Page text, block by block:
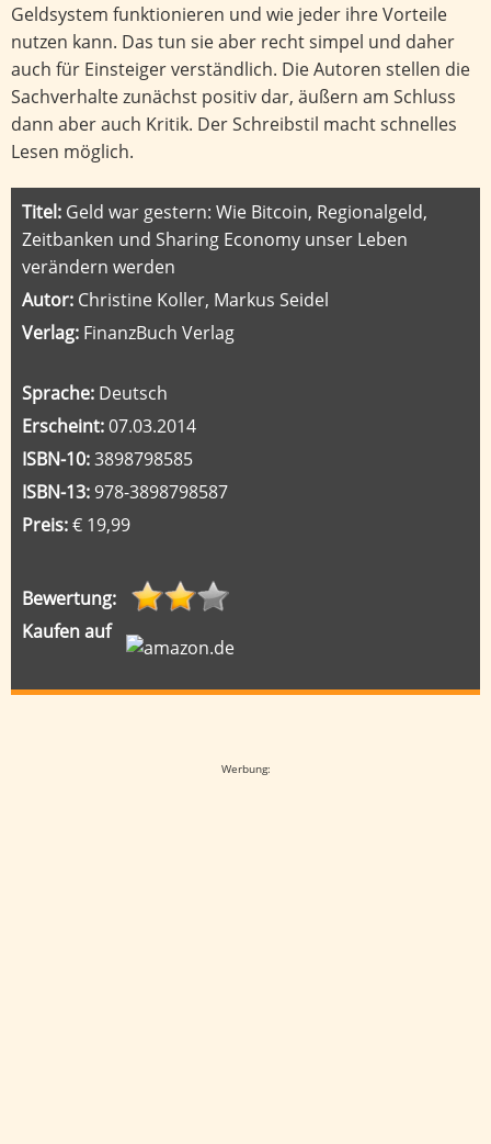
Geldsystem funktionieren und wie jeder ihre Vorteile
nutzen kann. Das tun sie aber recht simpel und daher
auch für Einsteiger verständlich. Die Autoren stellen die
Sachverhalte zunächst positiv dar, äußern am Schluss
dann aber auch Kritik. Der Schreibstil macht schnelles
Lesen möglich.
Titel: Geld war gestern: Wie Bitcoin, Regionalgeld,
Zeitbanken und Sharing Economy unser Leben
verändern werden
Autor: Christine Koller, Markus Seidel
Verlag: FinanzBuch Verlag
Sprache: Deutsch
Erscheint:07.03.2014
ISBN-10:3898798585
ISBN-13: 978-3898798587
Preis:€ 19,99
Bewertung:
Kaufen auf
Werbung: